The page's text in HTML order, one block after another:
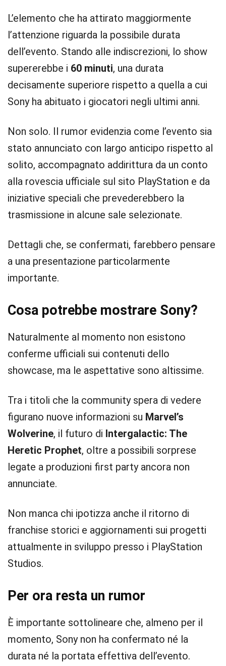
L’elemento che ha attirato maggiormente
l’attenzione riguarda la possibile durata
dell’evento. Stando alle indiscrezioni, lo show
supererebbe i 60 minuti, una durata
decisamente superiore rispetto a quella a cui
Sony ha abituato i giocatori negli ultimi anni.
Non solo. Il rumor evidenzia come l’evento sia
stato annunciato con largo anticipo rispetto al
solito, accompagnato addirittura da un conto
alla rovescia ufficiale sul sito PlayStation e da
iniziative speciali che prevederebbero la
trasmissione in alcune sale selezionate.
Dettagli che, se confermati, farebbero pensare
a una presentazione particolarmente
importante.
Cosa potrebbe mostrare Sony?
Naturalmente al momento non esistono
conferme ufficiali sui contenuti dello
showcase, ma le aspettative sono altissime.
Tra i titoli che la community spera di vedere
figurano nuove informazioni su Marvel’s
Wolverine, il futuro di Intergalactic: The
Heretic Prophet, oltre a possibili sorprese
legate a produzioni first party ancora non
annunciate.
Non manca chi ipotizza anche il ritorno di
franchise storici e aggiornamenti sui progetti
attualmente in sviluppo presso i PlayStation
Studios.
Per ora resta un rumor
È importante sottolineare che, almeno per il
momento, Sony non ha confermato né la
durata né la portata effettiva dell’evento.